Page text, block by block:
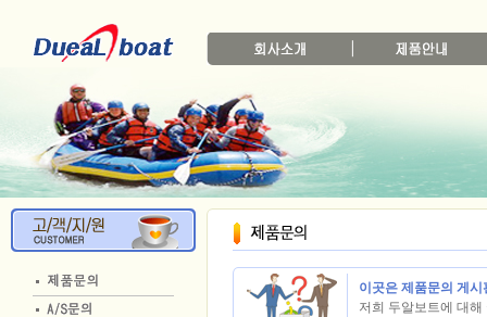
이곳은 제품문의 게시
저희 두알보트에 대